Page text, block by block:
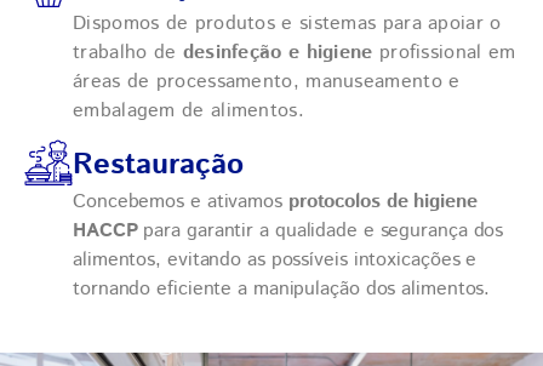
Dispomos de produtos e sistemas para apoiar o
trabalho de desinfeção e higiene profissional em
áreas de processamento, manuseamento e
embalagem de alimentos.
Restauração
Concebemos e ativamos protocolos de higiene
HACCPpara garantir a qualidade e segurança dos
alimentos, evitando as possíveis intoxicações e
tornando eficiente a manipulação dos alimentos.